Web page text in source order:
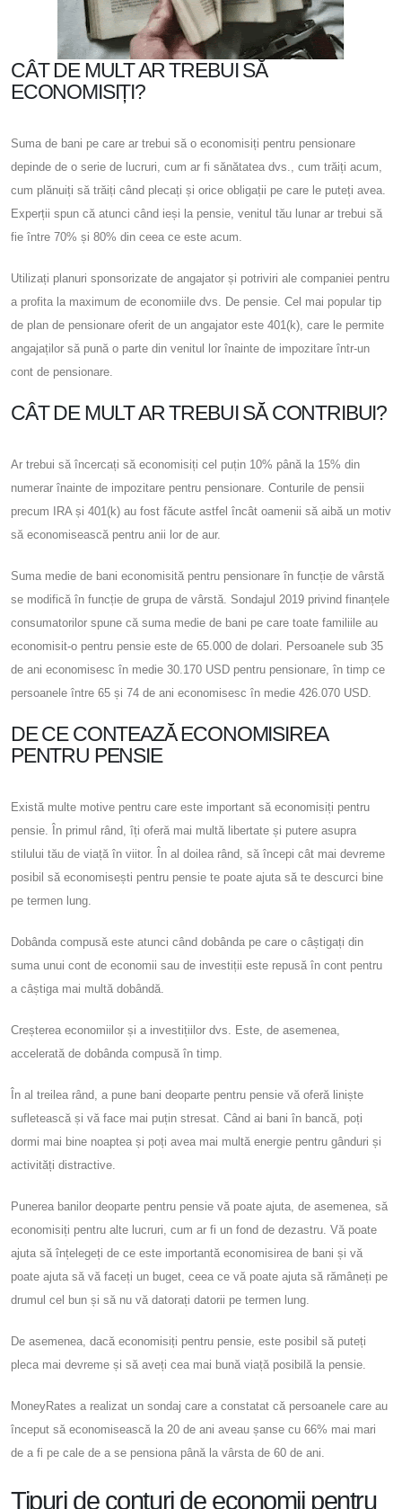
CÂT DE MULT AR TREBUI SĂ
ECONOMISIȚI?
Suma de bani pe care ar trebui să o economisiți pentru pensionare
depinde de o serie de lucruri, cum ar fi sănătatea dvs., cum trăiți acum,
cum plănuiți să trăiți când plecați și orice obligații pe care le puteți avea.
Experții spun că atunci când ieși la pensie, venitul tău lunar ar trebui să
fie între 70% și 80% din ceea ce este acum.
Utilizați planuri sponsorizate de angajator și potriviri ale companiei pentru
a profita la maximum de economiile dvs. De pensie. Cel mai popular tip
de plan de pensionare oferit de un angajator este 401(k), care le permite
angajaților să pună o parte din venitul lor înainte de impozitare într-un
cont de pensionare.
CÂT DE MULT AR TREBUI SĂ CONTRIBUI?
Ar trebui să încercați să economisiți cel puțin 10% până la 15% din
numerar înainte de impozitare pentru pensionare. Conturile de pensii
precum IRA și 401(k) au fost făcute astfel încât oamenii să aibă un motiv
să economisească pentru anii lor de aur.
Suma medie de bani economisită pentru pensionare în funcție de vârstă
se modifică în funcție de grupa de vârstă. Sondajul 2019 privind finanțele
consumatorilor spune că suma medie de bani pe care toate familiile au
economisit-o pentru pensie este de 65.000 de dolari. Persoanele sub 35
de ani economisesc în medie 30.170 USD pentru pensionare, în timp ce
persoanele între 65 și 74 de ani economisesc în medie 426.070 USD.
DE CE CONTEAZĂ ECONOMISIREA
PENTRU PENSIE
Există multe motive pentru care este important să economisiți pentru
pensie. În primul rând, îți oferă mai multă libertate și putere asupra
stilului tău de viață în viitor. În al doilea rând, să începi cât mai devreme
posibil să economisești pentru pensie te poate ajuta să te descurci bine
pe termen lung.
Dobânda compusă este atunci când dobânda pe care o câștigați din
suma unui cont de economii sau de investiții este repusă în cont pentru
a câștiga mai multă dobândă.
Creșterea economiilor și a investițiilor dvs. Este, de asemenea,
accelerată de dobânda compusă în timp.
În al treilea rând, a pune bani deoparte pentru pensie vă oferă liniște
sufletească și vă face mai puțin stresat. Când ai bani în bancă, poți
dormi mai bine noaptea și poți avea mai multă energie pentru gânduri și
activități distractive.
Punerea banilor deoparte pentru pensie vă poate ajuta, de asemenea, să
economisiți pentru alte lucruri, cum ar fi un fond de dezastru. Vă poate
ajuta să înțelegeți de ce este importantă economisirea de bani și vă
poate ajuta să vă faceți un buget, ceea ce vă poate ajuta să rămâneți pe
drumul cel bun și să nu vă datorați datorii pe termen lung.
De asemenea, dacă economisiți pentru pensie, este posibil să puteți
pleca mai devreme și să aveți cea mai bună viață posibilă la pensie.
MoneyRates a realizat un sondaj care a constatat că persoanele care au
început să economisească la 20 de ani aveau șanse cu 66% mai mari
de a fi pe cale de a se pensiona până la vârsta de 60 de ani.
Tipuri de conturi de economii pentru